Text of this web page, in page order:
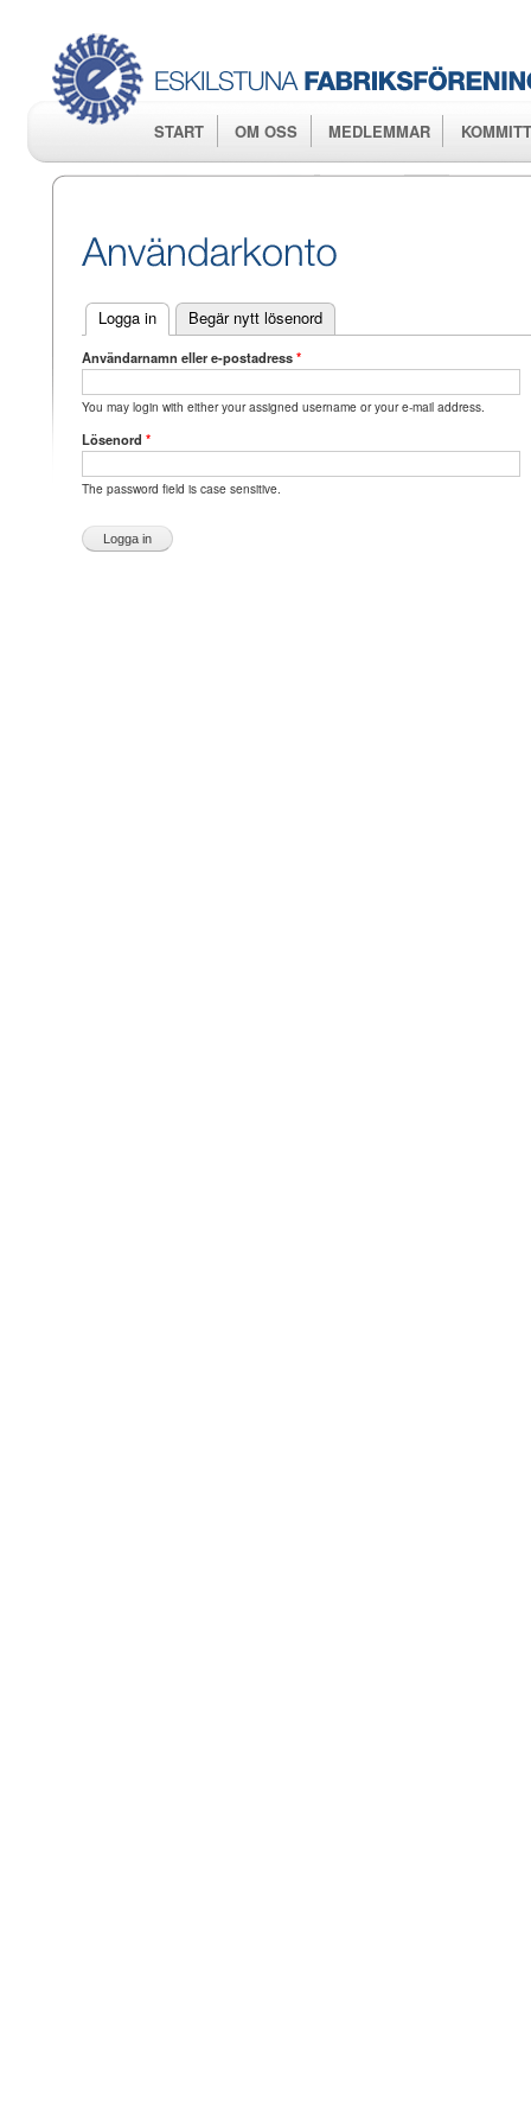
START OM OSS MEDLEMMAR
Logga in(aktiv flik)Begär nytt lösenord
Användarnamn eller e-postadress*
You may login with either your assigned username or your e-mail address.
Lösenord *
The password field is case sensitive.